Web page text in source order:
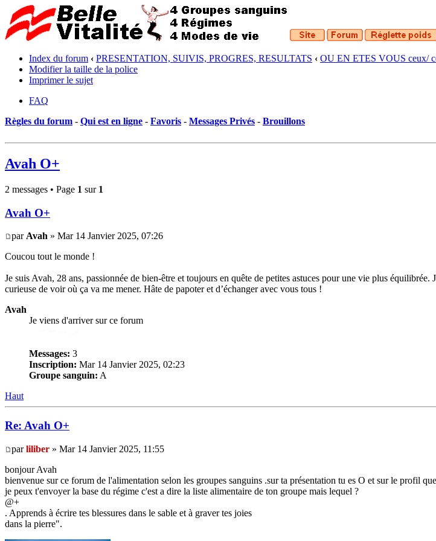
Index du forum ‹ PRESENTATION, SUIVIS, PROGRES, RESULTATS ‹ OU EN ETES VOUS ceux/
Modifier la taille de la police
Imprimer le sujet
FAQ
Règles du forum - Qui est en ligne - Favoris - Messages Privés - Brouillons
Avah O+
2 messages • Page 1 sur 1
Avah O+
par Avah » Mar 14 Janvier 2025, 07:26
Coucou tout le monde !
Je suis Avah, 28 ans, passionnée de bien-être et toujours en quête de petites astuces pour une vie plus
curieuse de voir où ça va me mener. Hâte de papoter et d’échanger avec vous tous !
Avah
Je viens d'arriver sur ce forum
Messages: 3
Inscription: Mar 14 Janvier 2025, 02:23
Groupe sanguin: A
Haut
Re: Avah O+
parliliber » Mar 14 Janvier 2025, 11:55
bonjour Avah
bienvenue sur ce forum de l'alimentation selon les groupes sanguins .sur ta présentation tu es O et sur le profil
je peux t'envoyer la base du régime c'est a dire la liste alimentaire de ton groupe mais lequel ?
@+
. Apprends à écrire tes blessures dans le sable et à graver tes joies
dans la pierre".